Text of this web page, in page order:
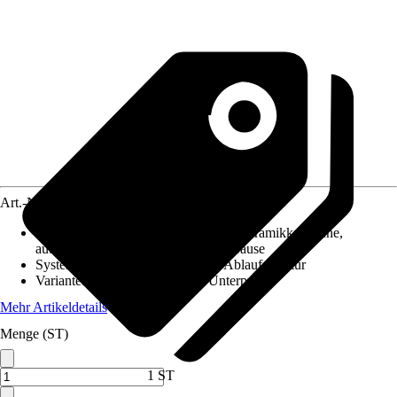
Art.-Nr.
Bedienhebel aus Metall, Keramikkartusche,
automatische Umstellung: Wanne/Brause
System der Ablaufgarnitur
Ohne Ablaufgarnitur
Variante:
Badewannenarmatur Unterputz
Mehr Artikeldetails
Menge (ST)
1 ST